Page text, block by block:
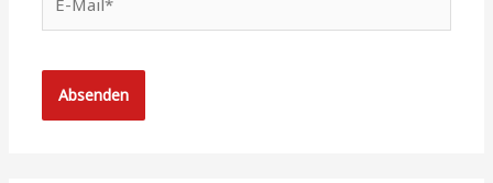
Mail*